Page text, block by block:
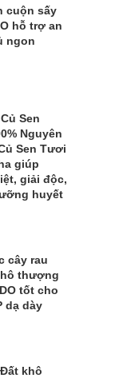
cuộn sấy
hỗ trợ an
ngon
Sen
Nguyên
Sen Tươi
giúp
giải độc,
huyết
cây rau
thượng
tốt cho
dạ dày
khô